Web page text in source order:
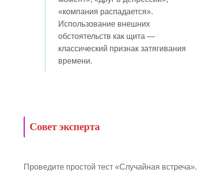
«компания распадается».
Использование внешних
обстоятельств как щита —
классический признак затягивания
времени.
Совет эксперта
Проведите простой тест «Случайная встреча».